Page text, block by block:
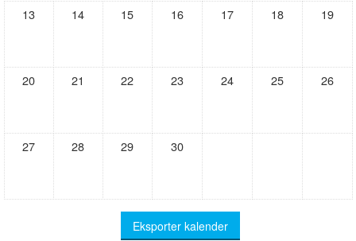
13 14 15 16 17 18 19
20 21 22 23 24 25 26
27 28 29 30